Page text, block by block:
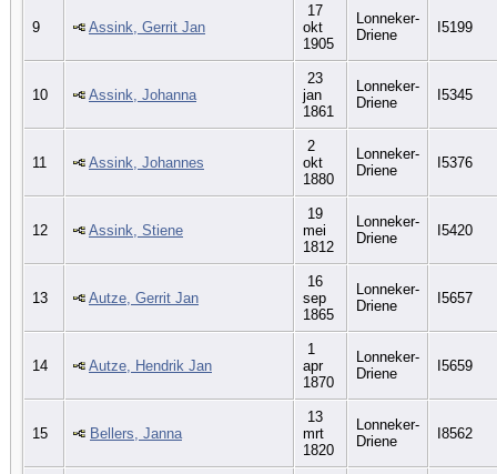
9 Assink, Gerrit Jan
17
okt
1905
Lonneker-
Driene
I5199
10 Assink, Johanna
23
jan
1861
Lonneker-
Driene
I5345
11 Assink, Johannes
2
okt
1880
Lonneker-
Driene
I5376
12 Assink, Stiene
19
mei
1812
Lonneker-
Driene
I5420
13 Autze, Gerrit Jan
16
sep
1865
Lonneker-
Driene
I5657
14 Autze, Hendrik Jan
1
apr
1870
Lonneker-
Driene
I5659
15 Bellers, Janna
13
mrt
1820
Lonneker-
Driene
I8562